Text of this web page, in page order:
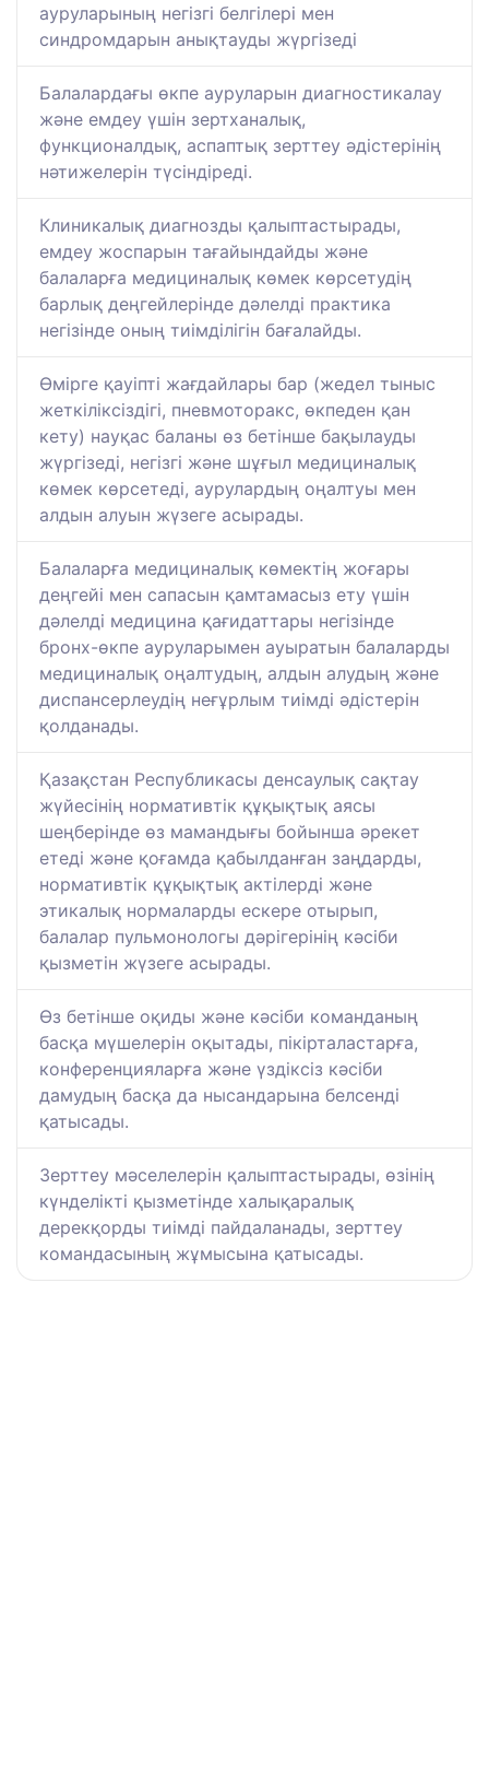
ауруларының негізгі белгілері мен
синдромдарын анықтауды жүргізеді
Балалардағы өкпе ауруларын диагностикалау
және емдеу үшін зертханалық,
функционалдық, аспаптық зерттеу әдістерінің
нәтижелерін түсіндіреді.
Клиникалық диагнозды қалыптастырады,
емдеу жоспарын тағайындайды және
балаларға медициналық көмек көрсетудің
барлық деңгейлерінде дәлелді практика
негізінде оның тиімділігін бағалайды.
Өмірге қауіпті жағдайлары бар (жедел тыныс
жеткіліксіздігі, пневмоторакс, өкпеден қан
кету) науқас баланы өз бетінше бақылауды
жүргізеді, негізгі және шұғыл медициналық
көмек көрсетеді, аурулардың оңалтуы мен
алдын алуын жүзеге асырады.
Балаларға медициналық көмектің жоғары
деңгейі мен сапасын қамтамасыз ету үшін
дәлелді медицина қағидаттары негізінде
бронх-өкпе ауруларымен ауыратын балаларды
медициналық оңалтудың, алдын алудың және
диспансерлеудің неғұрлым тиімді әдістерін
қолданады.
Қазақстан Республикасы денсаулық сақтау
жүйесінің нормативтік құқықтық аясы
шеңберінде өз мамандығы бойынша әрекет
етеді және қоғамда қабылданған заңдарды,
нормативтік құқықтық актілерді және
этикалық нормаларды ескере отырып,
балалар пульмонологы дәрігерінің кәсіби
қызметін жүзеге асырады.
Өз бетінше оқиды және кәсіби команданың
басқа мүшелерін оқытады, пікірталастарға,
конференцияларға және үздіксіз кәсіби
дамудың басқа да нысандарына белсенді
қатысады.
Зерттеу мәселелерін қалыптастырады, өзінің
күнделікті қызметінде халықаралық
дерекқорды тиімді пайдаланады, зерттеу
командасының жұмысына қатысады.